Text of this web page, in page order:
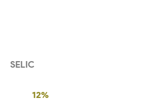
SELIC
12%